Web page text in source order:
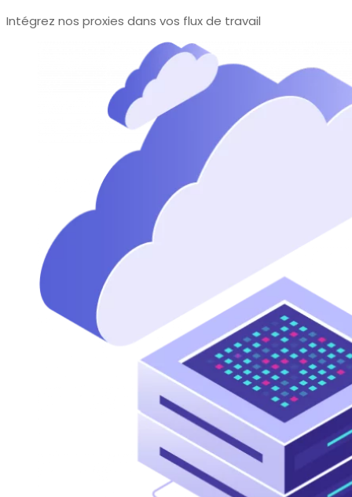
Intégrez nos proxies dans vos flux de travail